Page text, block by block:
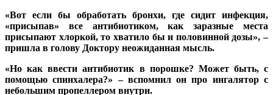
«Вот если бы обработать бронхи, где сидит инфекция,
«присыпав» все антибиотиком, как заразные места
присыпают хлоркой, то хватило бы и половинной дозы», –
пришла в голову Доктору неожиданная мысль.
«Но как ввести антибиотик в порошке? Может быть, с
помощью спинхалера?» – вспомнил он про ингалятор с
небольшим пропеллером внутри.